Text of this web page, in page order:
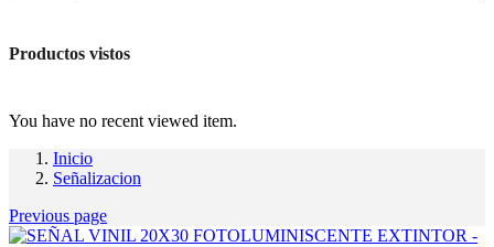
Productos vistos
You have no recent viewed item.
Inicio
Señalizacion
Previous page